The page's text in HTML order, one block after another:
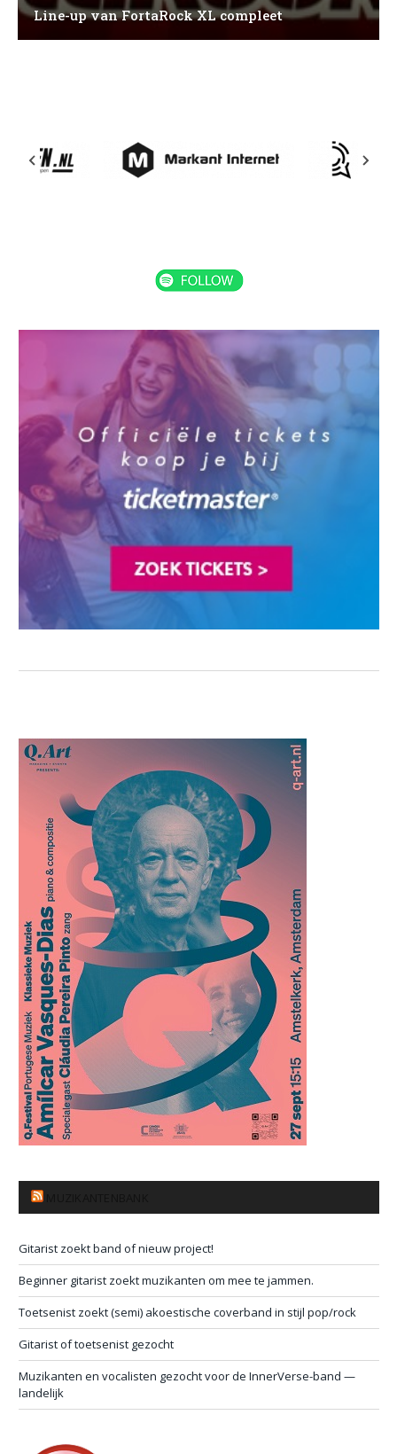
Line-up van FortaRock XL compleet
Gitarist zoekt band of nieuw project!
Beginner gitarist zoekt muzikanten om mee te jammen.
Toetsenist zoekt (semi) akoestische coverband in stijl pop/rock
Gitarist of toetsenist gezocht
Muzikanten en vocalisten gezocht voor de InnerVerse-band —
landelijk